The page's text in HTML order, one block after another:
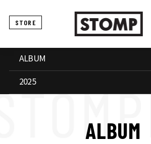
STORE
ALBUM
2025
ALBUM